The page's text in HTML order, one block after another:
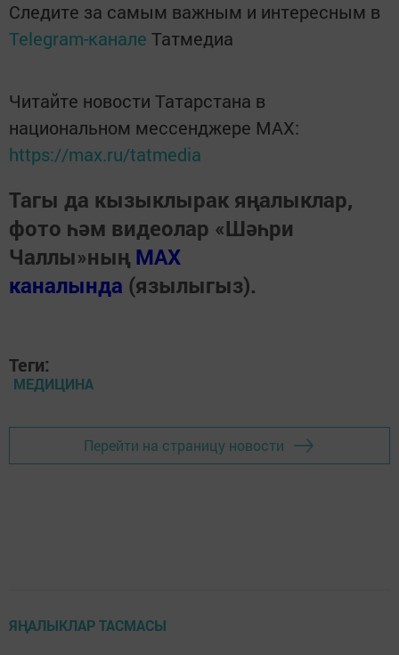
Следите за самым важным и интересным в
Telegram-канале Татмедиа
Читайте новости Татарстана в
национальном мессенджере MАХ:
https://max.ru/tatmedia
Тагы да кызыклырак яңалыклар,
фото һәм видеолар «Шәһри
Чаллы»ның MAX
каналында (язылыгыз).
Теги:
МЕДИЦИНА
Перейти на страницу новости
ЯҢАЛЫКЛАР ТАСМАСЫ